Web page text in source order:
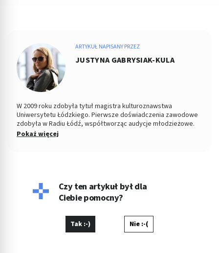
ARTYKUŁ NAPISANY PRZEZ
JUSTYNA GABRYSIAK-KULA
W 2009 roku zdobyła tytuł magistra kulturoznawstwa
Uniwersytetu Łódzkiego. Pierwsze doświadczenia zawodowe
zdobyła w Radiu Łódź, współtworząc audycje młodzieżowe.
Od kilku lat pracuje jako copywriter, specjalizując się w
Pokaż więcej
Czy ten artykuł był dla
Ciebie pomocny?
Tak :-) Nie :-(